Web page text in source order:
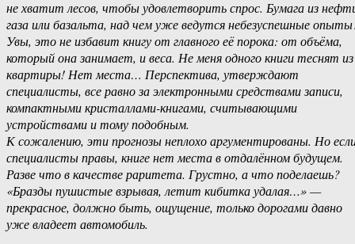
не хватит лесов, чтобы удовлетворить спрос. Бумага из
газа или базальта, над чем уже ведутся небезуспешные
Увы, это не избавит книгу от главного её порока: от объёма,
который она занимает, и веса. Не меня одного книги теснят из
квартиры! Нет места… Перспектива, утверждают
специалисты, все равно за электронными средствами записи,
компактными кристаллами-книгами, считывающими
устройствами и тому подобным.
К сожалению, эти прогнозы неплохо аргументированы. Но
специалисты правы, книге нет места в отдалённом будущем.
Разве что в качестве раритета. Грустно, а что поделаешь?
«Бразды пушистые взрывая, летит кибитка удалая…» —
прекрасное, должно быть, ощущение, только дорогами давно
уже владеет автомобиль.